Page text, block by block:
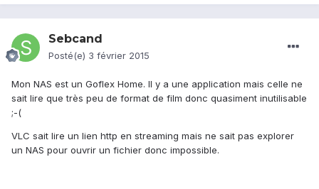
Sebcand
Posté(e) 3 février 2015
Mon NAS est un Goflex Home. Il y a une application mais celle ne
sait lire que très peu de format de film donc quasiment inutilisable
;-(
VLC sait lire un lien http en streaming mais ne sait pas explorer
un NAS pour ouvrir un fichier donc impossible.